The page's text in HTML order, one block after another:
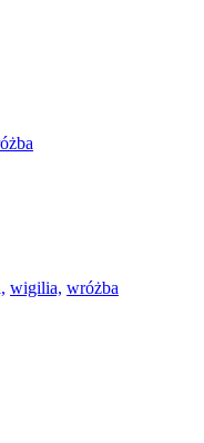
wigilia, wróżba